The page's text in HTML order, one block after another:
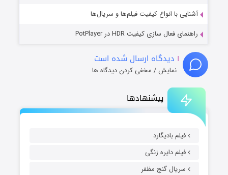
پیشنهادها
فیلم بادیگارد
فیلم دایره زنگی
سریال گنج مظفر
آشنایی با انواع کیفیت فیلم‌ها و سریال‌ها
راهنمای فعال سازی کیفیت HDR در PotPlayer
۱ دیدگاه ارسال شده است
نمایش / مخفی کردن دیدگاه ها